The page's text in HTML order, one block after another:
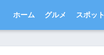
ホーム グルメ スポット